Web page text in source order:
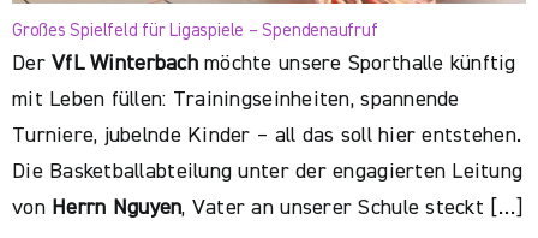
Großes Spielfeld für Ligaspiele – Spendenaufruf
DerVfL Winterbachmöchte unsere Sporthalle künftig
mit Leben füllen: Trainingseinheiten, spannende
Turniere, jubelnde Kinder – all das soll hier entstehen.
Die Basketballabteilung unter der engagierten Leitung
von Herrn Nguyen, Vater an unserer Schule steckt […]